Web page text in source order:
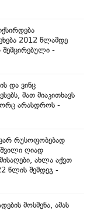
2012 წლამდე
შემცირებული -
და ვინც
მათ მიაკითხავს
არასდროს -
რუსოფობებად
ღიად
ახლა აქვთ
წლის შემდეგ -
მოსმენა, ამას